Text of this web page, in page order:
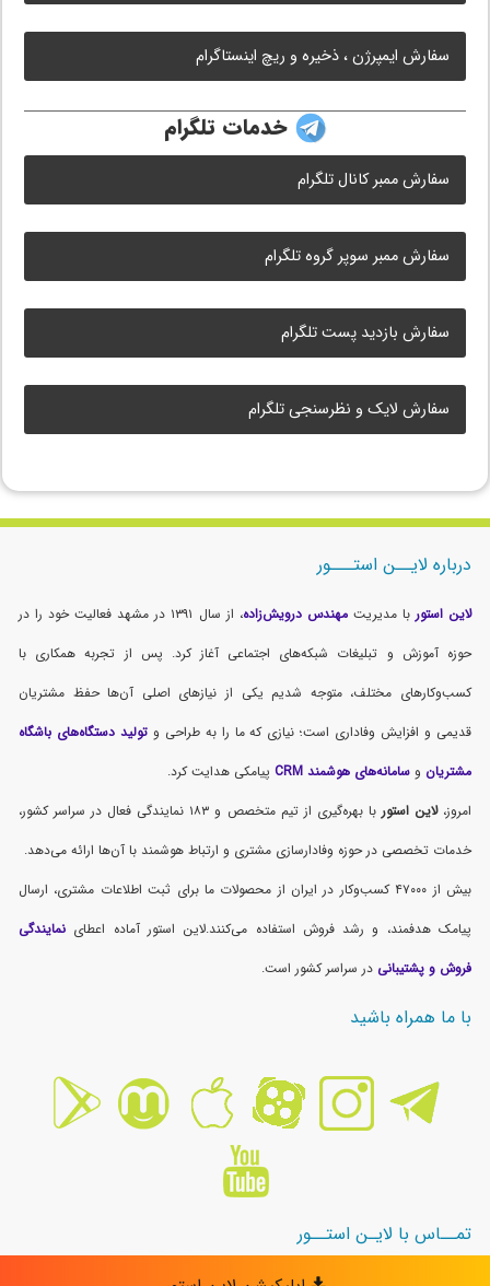
سفارش ایمپرژن ، ذخیره و ریچ اینستاگرام
خدمات تلگرام
سفارش ممبر کانال تلگرام
سفارش ممبر سوپر گروه تلگرام
سفارش بازدید پست تلگرام
سفارش لایک و نظرسنجی تلگرام